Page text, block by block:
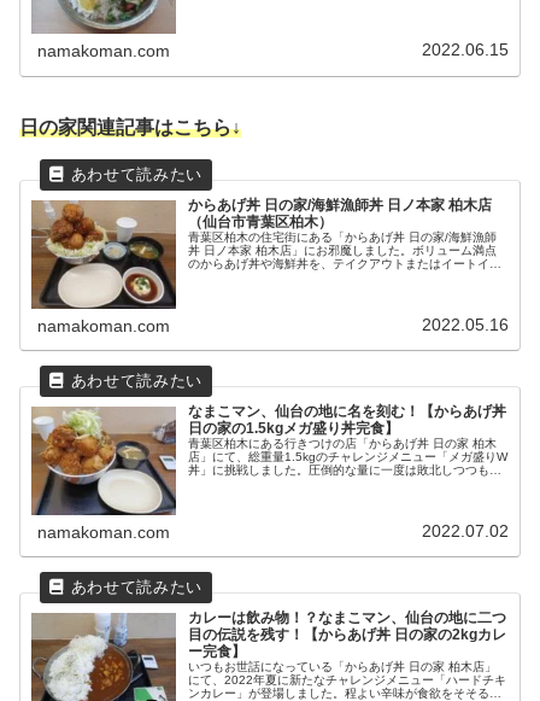
namakoman.com 2022.06.15
日の家関連記事はこちら↓
からあげ丼 日の家/海鮮漁師丼 日ノ本家 柏木店
（仙台市青葉区柏木）
青葉区柏木の住宅街にある「からあげ丼 日の家/海鮮漁師
丼 日ノ本家 柏木店」にお邪魔しました。ボリューム満点
のからあげ丼や海鮮丼を、テイクアウトまたはイートイン
namakoman.com 2022.05.16
なまこマン、仙台の地に名を刻む！【からあげ丼
日の家の1.5kgメガ盛り丼完食】
青葉区柏木にある行きつけの店「からあげ丼 日の家 柏木
店」にて、総重量1.5kgのチャレンジメニュー「メガ盛りW
丼」に挑戦しました。圧倒的な量に一度は敗北しつつも、
namakoman.com 2022.07.02
カレーは飲み物！？なまこマン、仙台の地に二つ
目の伝説を残す！【からあげ丼 日の家の2kgカレ
ー完食】
いつもお世話になっている「からあげ丼 日の家 柏木店」
にて、2022年夏に新たなチャレンジメニュー「ハードチキ
ンカレー」が登場しました。程よい辛味が食欲をそそる、